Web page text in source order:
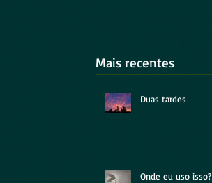
Mais recentes
Duas tardes
Onde eu uso isso?